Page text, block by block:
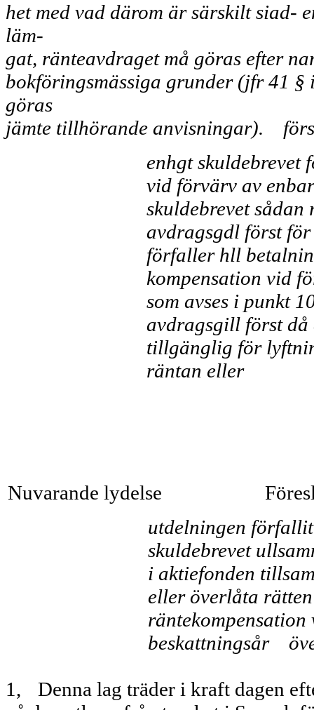
het med vad därom är särskilt siad-
läm-
gat, ränteavdraget må göras efter
bokföringsmässiga grunder (jfr 41
göras
jämte tillhörande anvisningar).
enhgt
vid förvärv av
skuldebrevet
avdragsgdl först
förfaller hll
kompensation vid
som avses i punkt
avdragsgill först
tillgänglig för
räntan eller
Nuvarande lydelse
utdelningen
skuldebrevet
i ak­tiefonden
eller överlåta
beskattningsår
1,
Denna lag träder i kraft dagen